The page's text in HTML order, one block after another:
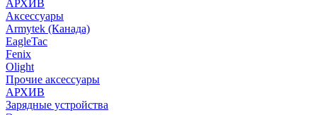
АРХИВ
Аксессуары
Armytek (Канада)
EagleTac
Fenix
Olight
Прочие аксессуары
АРХИВ
Зарядные устройства